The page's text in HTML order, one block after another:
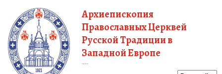
Архиепископия
Православных Церквей
Русской Традиции в
Западной Европе